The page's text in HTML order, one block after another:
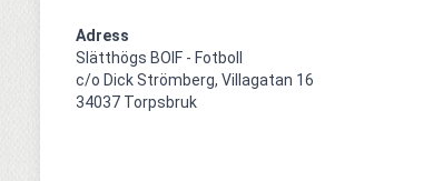
Adress
Slätthögs BOIF - Fotboll
c/o Dick Strömberg, Villagatan 16
34037 Torpsbruk